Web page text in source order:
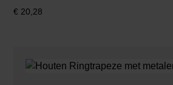
€ 20,28